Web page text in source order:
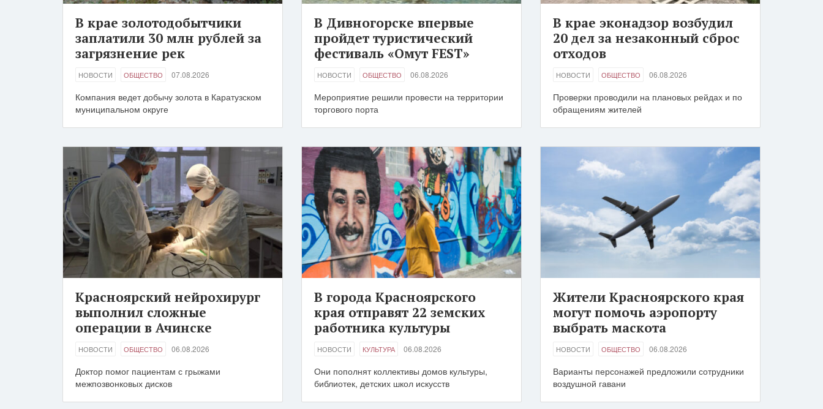
В крае золотодобытчики
заплатили 30 млн рублей за
загрязнение рек
НОВОСТИ ОБЩЕСТВО 07.08.2026
Компания ведет добычу золота в Каратузском
муниципальном округе
В Дивногорске впервые
пройдет туристический
фестиваль «Омут FEST»
НОВОСТИ ОБЩЕСТВО 06.08.2026
Мероприятие решили провести на территории
торгового порта
В крае эконадзор возбудил
20 дел за незаконный сброс
отходов
НОВОСТИ ОБЩЕСТВО 06.08.2026
Проверки проводили на плановых рейдах и по
обращениям жителей
Красноярский нейрохирург
выполнил сложные
операции в Ачинске
НОВОСТИ ОБЩЕСТВО 06.08.2026
Доктор помог пациентам с грыжами
межпозвонковых дисков
В города Красноярского
края отправят 22 земских
работника культуры
НОВОСТИ КУЛЬТУРА 06.08.2026
Они пополнят коллективы домов культуры,
библиотек, детских школ искусств
Жители Красноярского края
могут помочь аэропорту
выбрать маскота
НОВОСТИ ОБЩЕСТВО 06.08.2026
Варианты персонажей предложили сотрудники
воздушной гавани